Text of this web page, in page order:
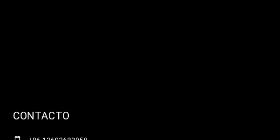
CONTACTO